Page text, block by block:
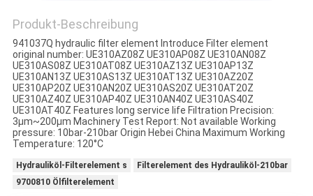
PRIVACY
POLICY
Produkt-Beschreibung
941037Q hydraulic filter element Introduce Filter element
original number: UE310AZ08Z UE310AP08Z UE310AN08Z
UE310AS08Z UE310AT08Z UE310AZ13Z UE310AP13Z
UE310AN13Z UE310AS13Z UE310AT13Z UE310AZ20Z
UE310AP20Z UE310AN20Z UE310AS20Z UE310AT20Z
UE310AZ40Z UE310AP40Z UE310AN40Z UE310AS40Z
UE310AT40Z Features long service life Filtration Precision:
3μm~200μm Machinery Test Report: Not available Working
pressure: 10bar-210bar Origin Hebei China Maximum Working
Temperature: 120°C
Hydrauliköl-Filterelement s
Filterelement des Hydrauliköl-210bar
9700810 Ölfilterelement